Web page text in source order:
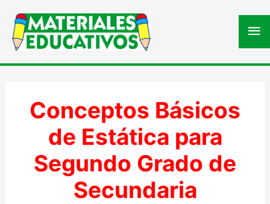
Conceptos Básicos
de Estática para
Segundo Grado de
Secundaria